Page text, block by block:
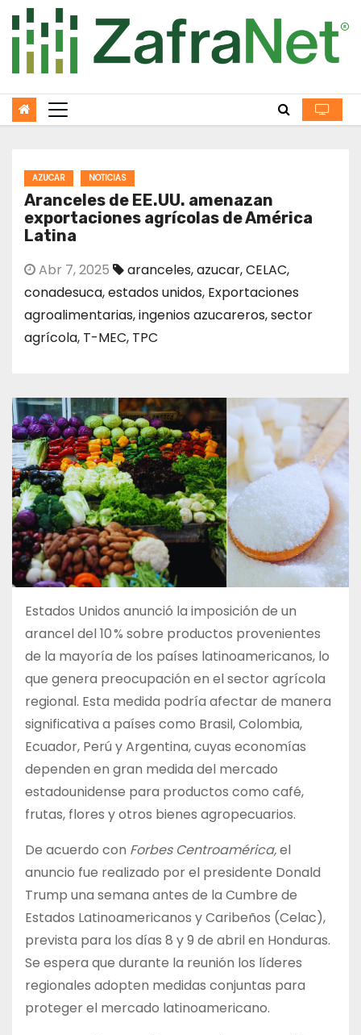
to
content
AZUCAR NOTICIAS
Aranceles de EE.UU. amenazan
exportaciones agrícolas de América
Latina
Abr 7, 2025 aranceles,azucar,CELAC,
conadesuca,estados unidos, Exportaciones
agroalimentarias,ingenios azucareros,sector
agrícola, T-MEC, TPC
Estados Unidos anunció la imposición de un
arancel del 10 % sobre productos provenientes
de la mayoría de los países latinoamericanos, lo
que genera preocupación en el sector agrícola
regional. Esta medida podría afectar de manera
significativa a países como Brasil, Colombia,
Ecuador, Perú y Argentina, cuyas economías
dependen en gran medida del mercado
estadounidense para productos como café,
frutas, flores y otros bienes agropecuarios.
De acuerdo con Forbes Centroamérica,el
anuncio fue realizado por el presidente Donald
Trump una semana antes de la Cumbre de
Estados Latinoamericanos y Caribeños (Celac),
prevista para los días 8 y 9 de abril en Honduras.
Se espera que durante la reunión los líderes
regionales adopten medidas conjuntas para
proteger el mercado latinoamericano.